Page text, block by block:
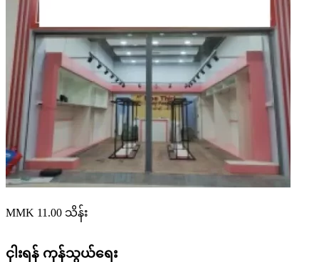
MMK 11.00 သိန်း
ငှါးရန် ကုန်သွယ်ရေး